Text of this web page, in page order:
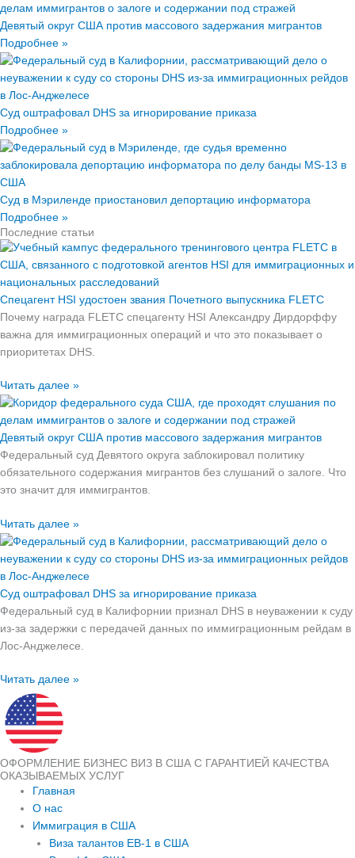
Девятый округ США против массового задержания мигрантов
Подробнее »
Суд оштрафовал DHS за игнорирование приказа
Подробнее »
Суд в Мэриленде приостановил депортацию информатора
Подробнее »
Последние статьи
Спецагент HSI удостоен звания Почетного выпускника FLETC
Почему награда FLETC спецагенту HSI Александру Дирдорффу
важна для иммиграционных операций и что это показывает о
приоритетах DHS.
Читать далее »
Девятый округ США против массового задержания мигрантов
Федеральный суд Девятого округа заблокировал политику
обязательного содержания мигрантов без слушаний о залоге. Что
это значит для иммигрантов.
Читать далее »
Суд оштрафовал DHS за игнорирование приказа
Федеральный суд в Калифорнии признал DHS в неуважении к суду
из‑за задержки с передачей данных по иммиграционным рейдам в
Лос‑Анджелесе.
Читать далее »
ОФОРМЛЕНИЕ БИЗНЕС ВИЗ В США С ГАРАНТИЕЙ КАЧЕСТВА
ОКАЗЫВАЕМЫХ УСЛУГ
Главная
О нас
Иммиграция в США
Виза талантов EB-1 в США